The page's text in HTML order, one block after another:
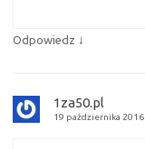
Odpowiedz ↓
1za50.pl
19 października 2016